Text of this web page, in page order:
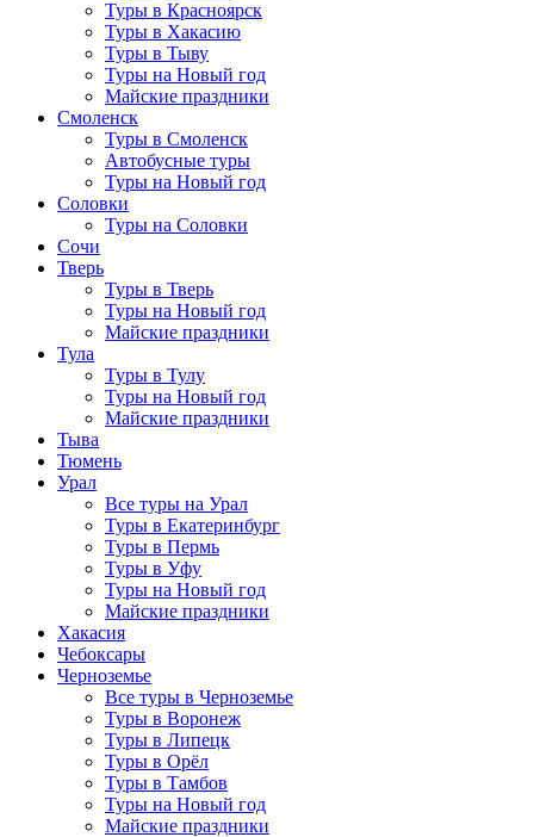
Туры в Красноярск
Туры в Хакасию
Туры в Тыву
Туры на Новый год
Майские праздники
Смоленск
Туры в Смоленск
Автобусные туры
Туры на Новый год
Соловки
Туры на Соловки
Сочи
Тверь
Туры в Тверь
Туры на Новый год
Майские праздники
Тула
Туры в Тулу
Туры на Новый год
Майские праздники
Тыва
Тюмень
Урал
Все туры на Урал
Туры в Екатеринбург
Туры в Пермь
Туры в Уфу
Туры на Новый год
Майские праздники
Хакасия
Чебоксары
Черноземье
Все туры в Черноземье
Туры в Воронеж
Туры в Липецк
Туры в Орёл
Туры в Тамбов
Туры на Новый год
Майские праздники